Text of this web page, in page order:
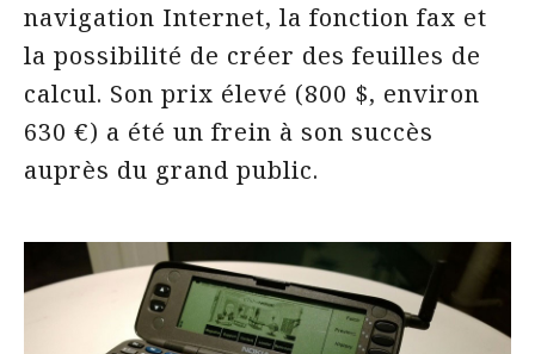
navigation Internet, la fonction fax et
la possibilité de créer des feuilles de
calcul. Son prix élevé (800 $, environ
630 €) a été un frein à son succès
auprès du grand public.